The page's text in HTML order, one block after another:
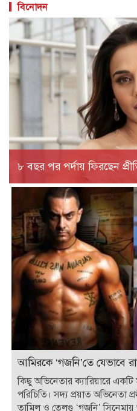
বিনোদন
৮ বছর পর পর্দায় ফিরছেন
আমিরকে ‘গজনি’তে যেভাবে
কিছু অভিনেতার ক্যারিয়ারে
পরিচিতি। সদ্য প্রয়াত
তামিল ও তেলুগু ‘গজনি’